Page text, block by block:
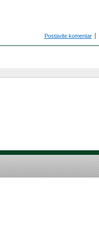
Postavite komentar